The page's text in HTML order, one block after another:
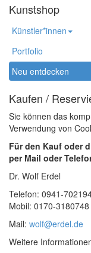
Kunstshop
Künstler*innen
Portfolio
Neu entdecken
Kaufen /
Sie können das
Verwendung von
Für den Kauf oder
per Mail oder
Dr. Wolf Erdel
Telefon: 0941-
Mobil: 0170-3180748
Mail: wolf@erdel.de
Weitere